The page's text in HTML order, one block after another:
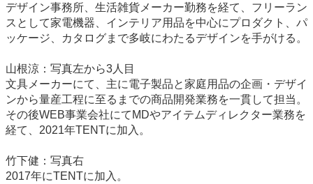
デザイン事務所、生活雑貨メーカー勤務を経て、フリーラン
スとして家電機器、インテリア用品を中心にプロダクト、パ
ッケージ、カタログまで多岐にわたるデザインを手がける。
山根涼：写真左から3人目
文具メーカーにて、主に電子製品と家庭用品の企画・デザイ
ンから量産工程に至るまでの商品開発業務を一貫して担当。
その後WEB事業会社にてMDやアイテムディレクター業務を
経て、2021年TENTに加入。
竹下健：写真右
2017年にTENTに加入。